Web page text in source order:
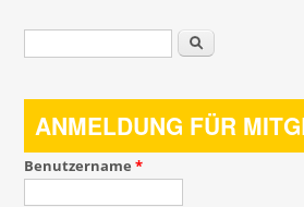
Suchformular Suche
ANMELDUNG FÜR
Benutzername*